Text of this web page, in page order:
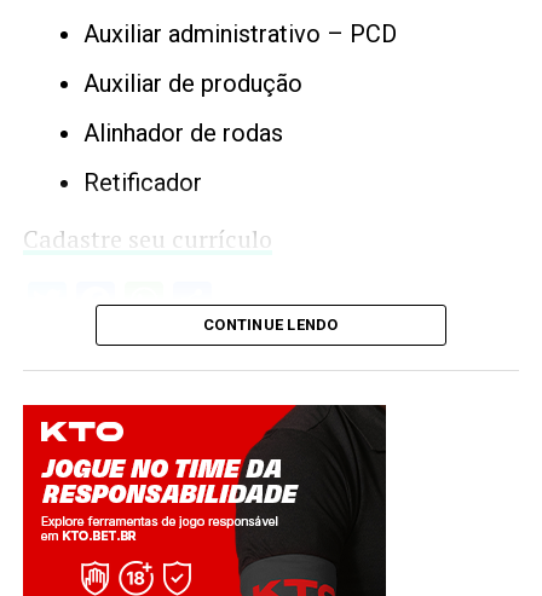
Auxiliar administrativo – PCD
Auxiliar de produção
Alinhador de rodas
Retificador
Cadastre seu currículo
Twitter
Facebook
WhatsApp
Share
CONTINUE LENDO